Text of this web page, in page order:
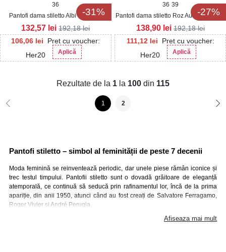
-31%
36
Pantofi dama stiletto Albi din Piele
Ecologica Elliya
106,06 lei
Pret cu voucher:
Her20
Aplică
132,57 lei 192,18lei
-27%
36 39
Pantofi dama stiletto Roz Auriu din Piele
Ecologica Elliya
111,12 lei
Pret cu voucher:
Her20
Aplică
138,90 lei 192,18lei
Rezultate de la 1 la 100 din 115
1 2
Pantofi stiletto – simbol al feminității de peste 7 decenii
Moda feminină se reinventează periodic, dar unele piese rămân iconice și
trec testul timpului. Pantofii stiletto sunt o dovadă grăitoare de eleganță
atemporală, ce continuă să seducă prin rafinamentul lor, încă de la prima
apariție, din anii 1950, atunci când au fost creați de Salvatore Ferragamo,
Roger Vivier și André Perugia.
Celebrii pantofi stiletto, creați de Ferragamo, cu tocul lor de 10 centimetri, i-
Afiseaza mai mult